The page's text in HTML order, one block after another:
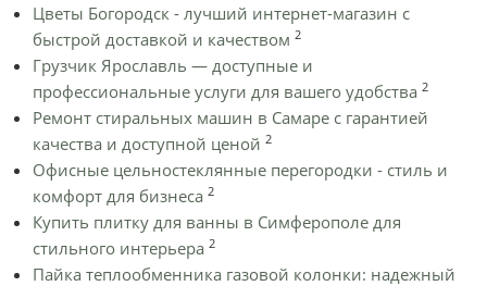
Цветы Богородск - лучший интернет-магазин с
быстрой доставкой и качеством 2
Грузчик Ярославль — доступные и
профессиональные услуги для вашего удобства 2
Ремонт стиральных машин в Самаре с гарантией
качества и доступной ценой 2
Офисные цельностеклянные перегородки - стиль и
комфорт для бизнеса 2
Купить плитку для ванны в Симферополе для
стильного интерьера 2
Пайка теплообменника газовой колонки: надежный